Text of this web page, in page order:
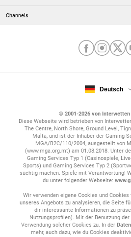
In den hiesigen Bundesligen wiederum
welche Mannschaften und Fans
Schluss spannend bleiben.
Bei den Tischtennis-Wetten von
Einzelwetten, Kombiwetten und
Gehe eine Langzeitwette auf den
dich am nächsten Spiel deiner
1. FC Saarbrücken, dem TTF Liebherr
Borussia Düsseldorf. Noch schlauer
Hier muss nicht jeder Tipp ins
Ende mit einem Gewinn nach Hause
besten direkt bei unseren heutigen
Geschehen einzusteigen!
Stelle dein Profiwissen unter
Channels
Deutsch
© 2001-2026 von
Diese Webseite wird betrieben von
The Centre, North Shore, Ground Level,
Malta, und ist der Inhaber der Gaming-
MGA/B2C/110/2004, ausgestellt von
(www.mga.org.mt) am 01.08.2018. Unter
Gaming Services Typ 1 (Casinospiele,
Sports) und Gaming Services Typ 2
süchtig machen. Spiele mit Verantwortung!
du unter folgender Webseite:
Wir verwenden eigene Cookies und
unseres Angebots zu analysieren, die Seite
dir interessante Informationen zu
Nutzungsprofilen). Mit der Benutzung
Verwendung solcher Cookies zu. In der
mehr, auch dazu, wie du Cookies